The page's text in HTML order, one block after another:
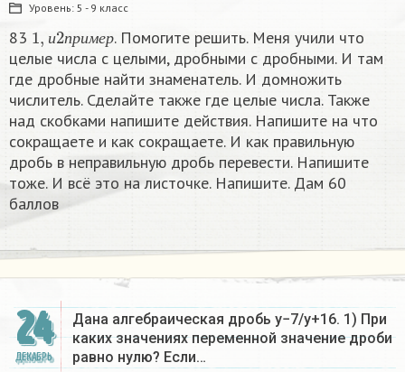
Уровень: 5 - 9 класс
83 и п р име р
1 2п
. Помогите решить. Меня учили что
целые числа с целыми, дробными с дробными. И там
где дробные найти знаменатель. И домножить
числитель. Сделайте также где целые числа. Также
над скобками напишите действия. Напишите на что
сокращаете и как сокращаете. И как правильную
дробь в неправильную дробь перевести. Напишите
тоже. И всё это на листочке. Напишите. Дам 60
баллов
24
ДЕКАБРЬ
Дана алгебраическая дробь y−7/y+16. 1) При
каких значениях переменной значение дроби
равно нулю? Если…